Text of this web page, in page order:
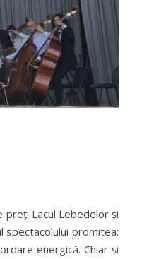
preț: Lacul Lebedelor și
promitea:
energică. Chiar și